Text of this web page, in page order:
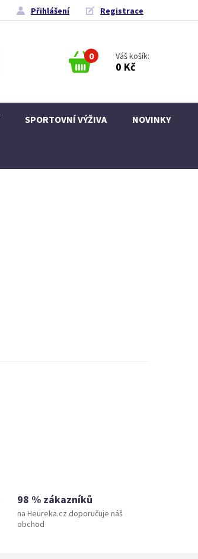
Přihlášení Registrace
0 Váš košík:
0 Kč
SPORTOVNÍ VÝŽIVA NOVINKY
98 % zákazníků
na Heureka.cz doporučuje náš
obchod